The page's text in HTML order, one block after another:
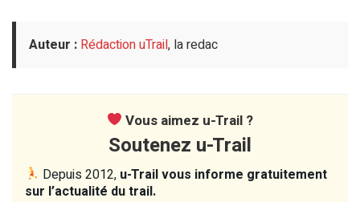
Auteur : Rédaction uTrail, la redac
Vous aimez u-Trail ?
Soutenez u-Trail
Depuis 2012, u-Trail vous informe gratuitement
sur l’actualité du trail.